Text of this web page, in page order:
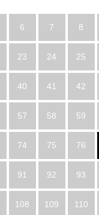
6 7 8
23 24 25
40 41 42
57 58 59
74 75 76
91 92 93
108 109 110